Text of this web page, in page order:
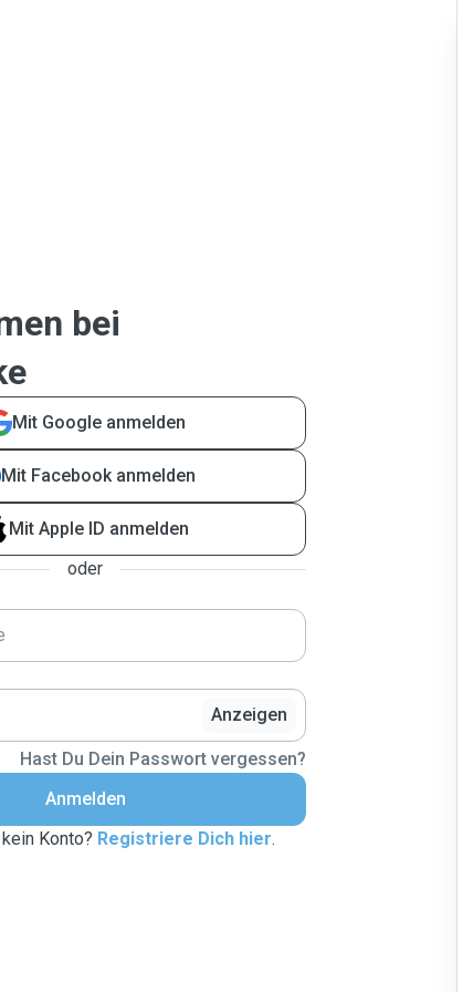
bei
Mit Google anmelden
Mit Facebook anmelden
Mit Apple ID anmelden
oder
Anzeigen
Hast Du Dein Passwort vergessen?
Anmelden
Konto? Registriere Dich hier.